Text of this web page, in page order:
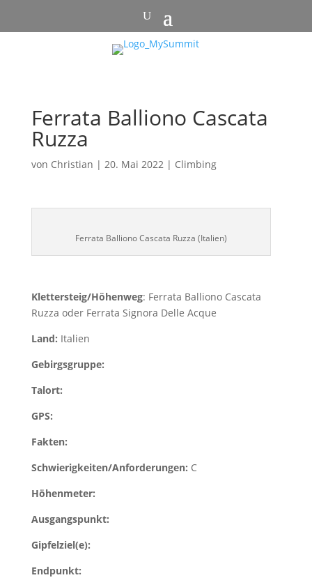
Ferrata Balliono Cascata
Ruzza
von Christian | 20. Mai 2022| Climbing
Ferrata Balliono Cascata Ruzza (Italien)
Klettersteig/Höhenweg: Ferrata Balliono Cascata
Ruzza oder Ferrata Signora Delle Acque
Land: Italien
Gebirgsgruppe:
Talort:
GPS:
Fakten:
Schwierigkeiten/Anforderungen: C
Höhenmeter:
Ausgangspunkt:
Gipfelziel(e):
Endpunkt: